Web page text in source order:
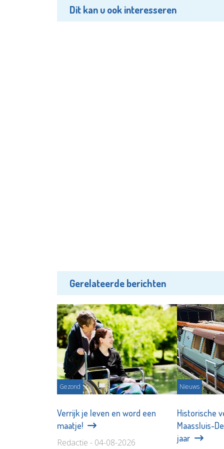
Dit kan u ook interesseren
Gerelateerde berichten
Gezond
Verrijk je leven en word een
maatje!
Redactie - 04-08-2026
Nieuws
Historische
Maassluis-
jaar